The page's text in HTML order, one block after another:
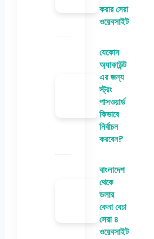
করার সেরা
ওয়েবসাইট
যেকোন
অ্যাকাউন্ট
এর জন্য
স্ট্রং
পাসওয়ার্ড
কিভাবে
নির্বাচন
করবেন?
বাংলাদেশ
থেকে
ডলার
কেনা বেচা
সেরা ৪
ওয়েবসাইট